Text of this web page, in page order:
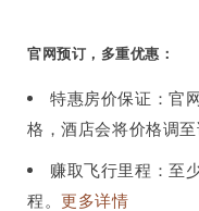
官网预订，多重优惠：
特惠房价保证：官
格，酒店会将价格调
赚取飞行里程：至
程。更多详情